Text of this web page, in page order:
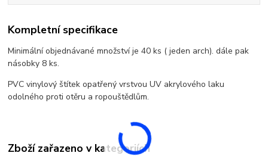
Kompletní specifikace
Minimální objednávané množství je 40 ks ( jeden arch). dále pak
násobky 8 ks.
PVC vinylový štítek opatřený vrstvou UV akrylového laku
odolného proti otěru a ropouštědlům.
Zboží zařazeno v kategoriích